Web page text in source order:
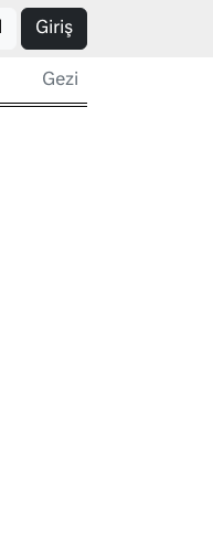
Giriş
Gezi